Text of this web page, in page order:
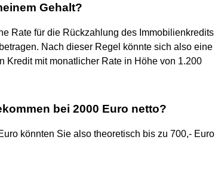
Gehalt?
Rate für die Rückzahlung des Immobilienkredits
Nach dieser Regel könnte sich also eine
Kredit mit monatlicher Rate in Höhe von 1.200
bei 2000 Euro netto?
könnten Sie also theoretisch bis zu 700,- Euro